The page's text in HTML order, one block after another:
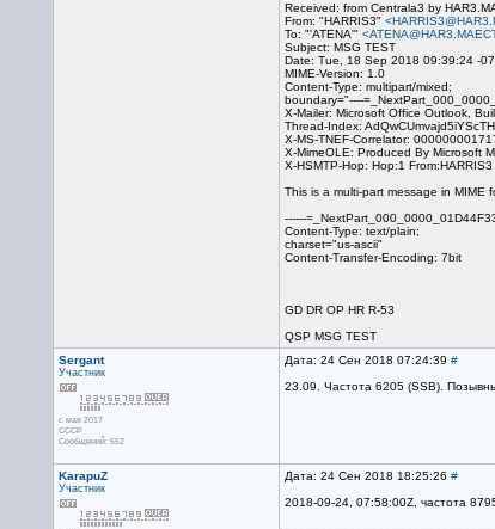
Received: from Centrala3 by
From: "HARRIS3"
To: "'ATENA'"
Subject: MSG TEST
Date: Tue, 18 Sep 2018 09:39:24 -
MIME-Version: 1.0
Content-Type: multipart/mixed;
boundary="----
X-Mailer: Microsoft Office Outlook,
Thread-Index:
X-MS-TNEF-Correlator:
X-MimeOLE: Produced By Microsoft
X-HSMTP-Hop: Hop:1
This is a multi-part message in MIME
------
Content-Type: text/plain;
charset="us-ascii"
Content-Transfer-Encoding: 7bit
GD DR OP HR R-53
QSP MSG TEST
Sergant
Участник
с мая 2017
CCCP
Сообщений: 552
Дата: 24 Сен 2018 07:24:39 #
23.09. Частота 6205 (SSB).
KarapuZ
Участник
Дата: 24 Сен 2018 18:25:26 #
2018-09-24, 07:58:00Z, частота